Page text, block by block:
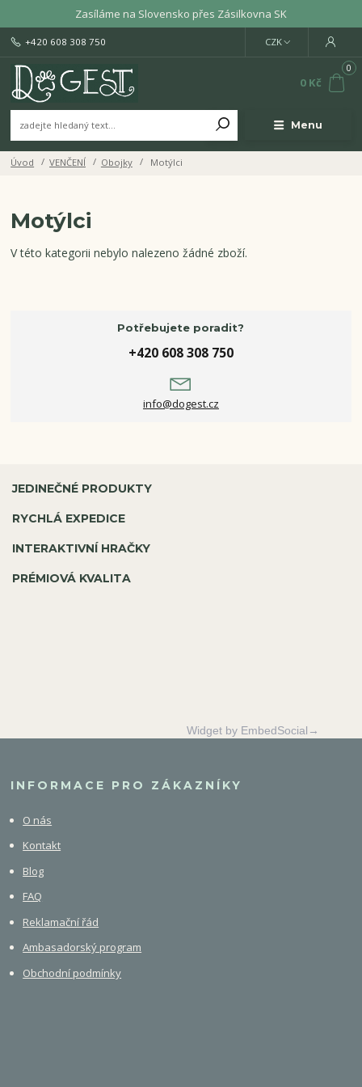
Zasíláme na Slovensko přes Zásilkovna SK
Menu
CZK
+420 608 308 750
0
0 Kč
Úvod VENČENÍ Obojky Motýlci
Motýlci
V této kategorii nebylo nalezeno žádné zboží.
Potřebujete poradit?
+420 608 308 750
info@dogest.cz
JEDINEČNÉ PRODUKTY
RYCHLÁ EXPEDICE
INTERAKTIVNÍ HRAČKY
PRÉMIOVÁ KVALITA
Widget by EmbedSocial→
INFORMACE PRO ZÁKAZNÍKY
O nás
Kontakt
Blog
FAQ
Reklamační řád
Ambasadorský program
Obchodní podmínky